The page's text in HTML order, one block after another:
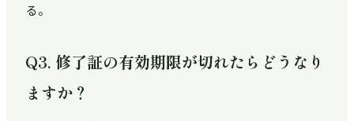
る。
Q3. 修了証の有効期限が切れたらどうなり
ますか？